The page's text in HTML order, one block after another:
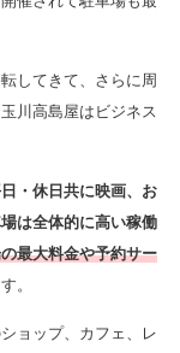
してきて、さらに周
川高島屋はビジネス
・休日共に映画、お
は全体的に高い稼働
最大料金や予約サー
。
ョップ、カフェ、レ